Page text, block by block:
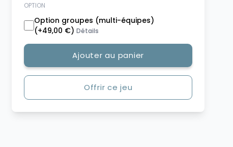
OPTION
Option groupes (multi-équipes)
(+49,00 €)Détails
Ajouter au panier
Offrir ce jeu